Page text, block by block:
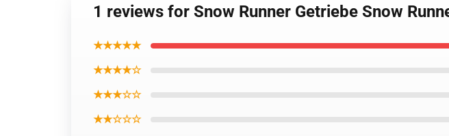
1 reviews for Snow Runner Getriebe Snow
★★★★★
★★★★☆
★★★☆☆
★★☆☆☆